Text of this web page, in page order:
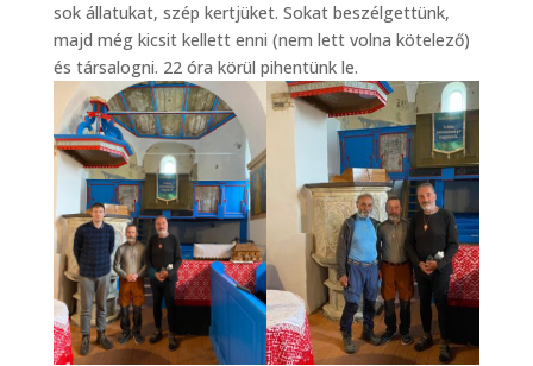
sok állatukat, szép kertjüket. Sokat beszélgettünk,
majd még kicsit kellett enni (nem lett volna kötelező)
és társalogni. 22 óra körül pihentünk le.